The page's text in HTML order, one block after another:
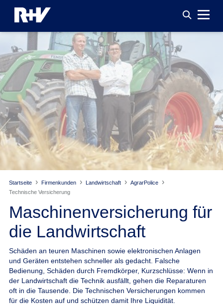
Startseite Firmenkunden Landwirtschaft
AgrarPolice
Technische Versicherung
Maschinenversicherung für
die Landwirtschaft
Schäden an teuren Maschinen sowie elektronischen Anlagen
und Geräten entstehen schneller als gedacht. Falsche
Bedienung, Schäden durch Fremdkörper, Kurzschlüsse: Wenn in
der Landwirtschaft die Technik ausfällt, gehen die Reparaturen
oft in die Tausende. Die Technischen Versicherungen kommen
für die Kosten auf und schützen damit Ihre Liquidität.